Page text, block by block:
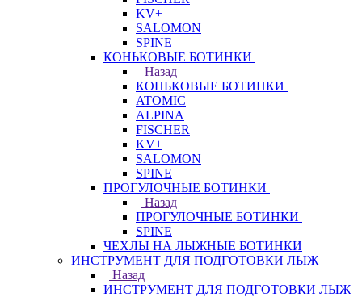
KV+
SALOMON
SPINE
КОНЬКОВЫЕ БОТИНКИ
Назад
КОНЬКОВЫЕ БОТИНКИ
ATOMIC
ALPINA
FISCHER
KV+
SALOMON
SPINE
ПРОГУЛОЧНЫЕ БОТИНКИ
Назад
ПРОГУЛОЧНЫЕ БОТИНКИ
SPINE
ЧЕХЛЫ НА ЛЫЖНЫЕ БОТИНКИ
ИНСТРУМЕНТ ДЛЯ ПОДГОТОВКИ ЛЫЖ
Назад
ИНСТРУМЕНТ ДЛЯ ПОДГОТОВКИ ЛЫЖ